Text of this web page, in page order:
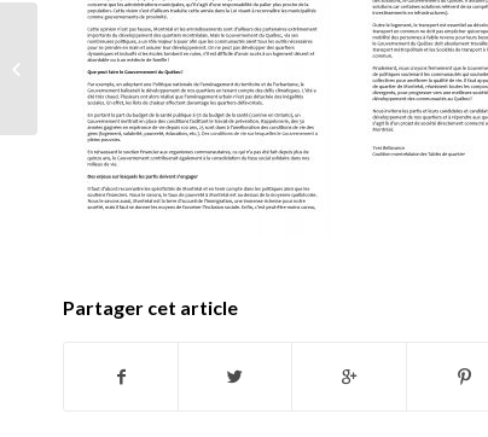
Partager cet article
Boîte spontanée
hivernale – Se
procurer une clé